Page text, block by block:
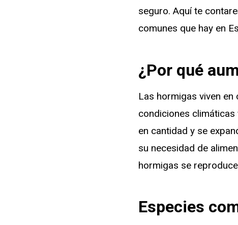
seguro. Aquí te
comunes que hay en
¿Por qué
Las hormigas viven
condiciones
en cantidad y se
su necesidad de
hormigas se
Especies